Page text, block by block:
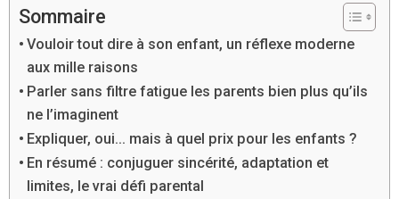
Sommaire
Vouloir tout dire à son enfant, un réflexe moderne
aux mille raisons
Parler sans filtre fatigue les parents bien plus qu’ils
ne l’imaginent
Expliquer, oui… mais à quel prix pour les enfants ?
En résumé : conjuguer sincérité, adaptation et
limites, le vrai défi parental